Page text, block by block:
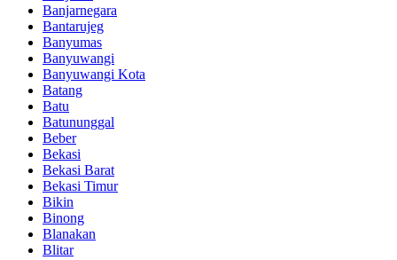
Banjarnegara
Bantarujeg
Banyumas
Banyuwangi
Banyuwangi Kota
Batang
Batu
Batununggal
Beber
Bekasi
Bekasi Barat
Bekasi Timur
Bikin
Binong
Blanakan
Blitar